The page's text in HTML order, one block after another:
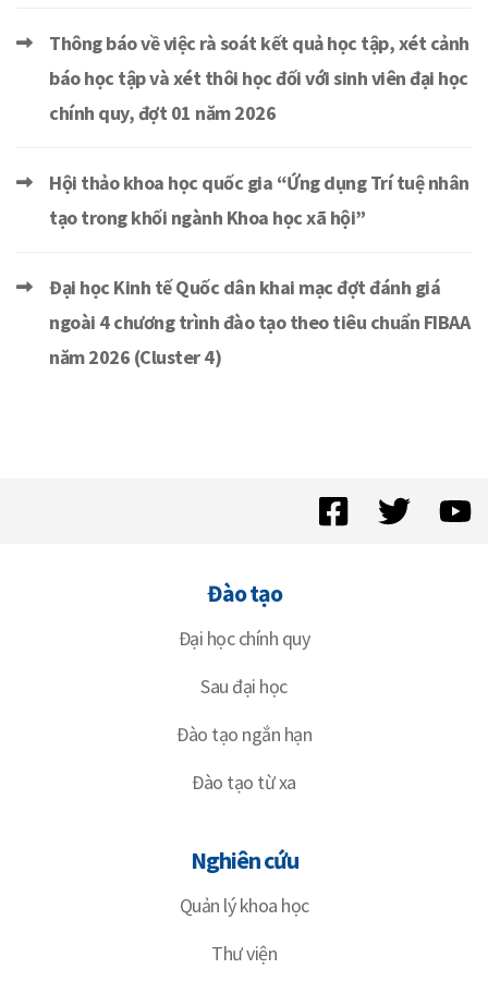
Thông báo về việc rà soát kết quả học tập, xét cảnh
báo học tập và xét thôi học đối với sinh viên đại học
chính quy, đợt 01 năm 2026
Hội thảo khoa học quốc gia “Ứng dụng Trí tuệ nhân
tạo trong khối ngành Khoa học xã hội”
Đại học Kinh tế Quốc dân khai mạc đợt đánh giá
ngoài 4 chương trình đào tạo theo tiêu chuẩn FIBAA
năm 2026 (Cluster 4)
Đào tạo
Đại học chính quy
Sau đại học
Đào tạo ngắn hạn
Đào tạo từ xa
Nghiên cứu
Quản lý khoa học
Thư viện